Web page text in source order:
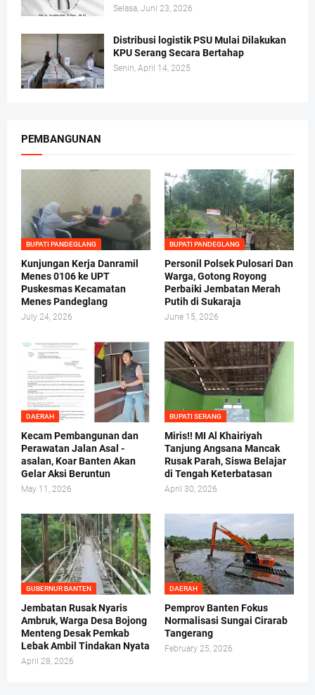
Selasa, Juni 23, 2026
Distribusi logistik PSU Mulai Dilakukan
KPU Serang Secara Bertahap
Senin, April 14, 2025
PEMBANGUNAN
BUPATI PANDEGLANG
Kunjungan Kerja Danramil
Menes 0106 ke UPT
Puskesmas Kecamatan
Menes Pandeglang
July 24, 2026
BUPATI PANDEGLANG
Personil Polsek Pulosari Dan
Warga, Gotong Royong
Perbaiki Jembatan Merah
Putih di Sukaraja
June 15, 2026
DAERAH
Kecam Pembangunan dan
Perawatan Jalan Asal -
asalan, Koar Banten Akan
Gelar Aksi Beruntun
May 11, 2026
BUPATI SERANG
Miris!! MI Al Khairiyah
Tanjung Angsana Mancak
Rusak Parah, Siswa Belajar
di Tengah Keterbatasan
April 30, 2026
GUBERNUR BANTEN
Jembatan Rusak Nyaris
Ambruk, Warga Desa Bojong
Menteng Desak Pemkab
Lebak Ambil Tindakan Nyata
April 28, 2026
DAERAH
Pemprov Banten Fokus
Normalisasi Sungai Cirarab
Tangerang
February 25, 2026